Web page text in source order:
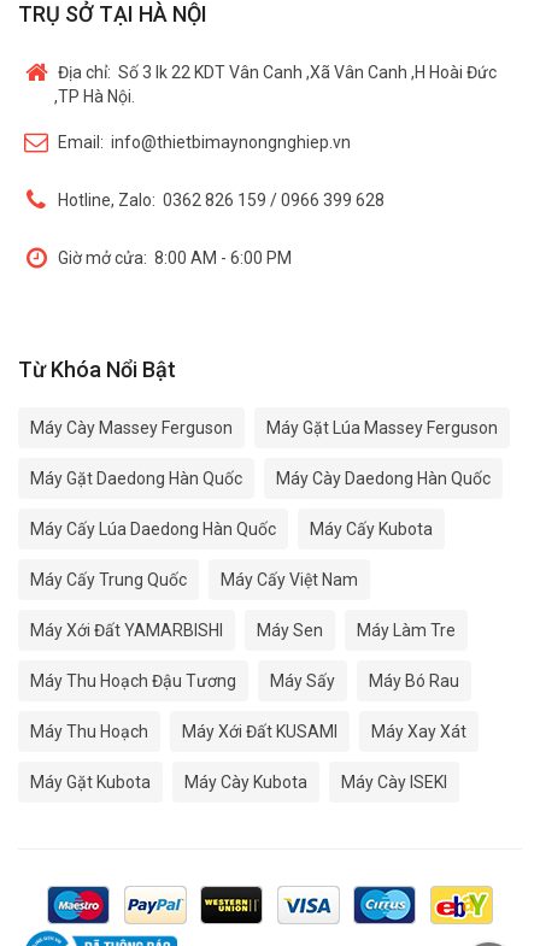
TRỤ SỞ TẠI HÀ NỘI
Địa chỉ: Số 3 lk 22 KDT Vân Canh ,Xã Vân Canh ,H Hoài Đức
,TP Hà Nội.
Email: info@thietbimaynongnghiep.vn
Hotline, Zalo: 0362 826 159 / 0966 399 628
Giờ mở cửa: 8:00 AM - 6:00 PM
Từ Khóa Nổi Bật
Máy Cày Massey Ferguson Máy Gặt Lúa Massey Ferguson
Máy Gặt Daedong Hàn Quốc Máy Cày Daedong Hàn Quốc
Máy Cấy Lúa Daedong Hàn Quốc Máy Cấy Kubota
Máy Cấy Trung Quốc Máy Cấy Việt Nam
Máy Xới Đất YAMARBISHI Máy Sen Máy Làm Tre
Máy Thu Hoạch Đậu Tương Máy Sấy Máy Bó Rau
Máy Thu Hoạch Máy Xới Đất KUSAMI Máy Xay Xát
Máy Gặt Kubota Máy Cày Kubota Máy Cày ISEKI